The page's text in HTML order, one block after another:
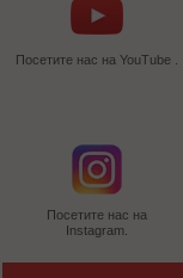
Посетите нас на YouTube .
Посетите нас на
Instagram.